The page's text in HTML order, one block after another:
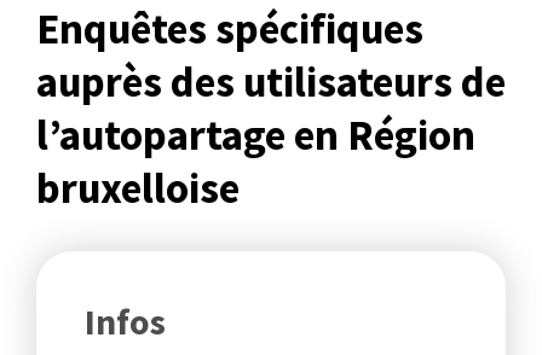
Enquêtes spécifiques
auprès des utilisateurs de
l’autopartage en Région
bruxelloise
Infos